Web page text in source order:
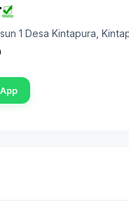
1 Desa Kintapura